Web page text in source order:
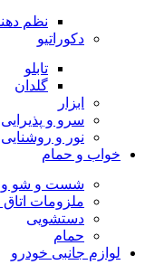
نظم
دکوراتیو
تابلو
گلدان
ابزار
سرو و پذیرایی
نور و روشنایی
خواب و حمام
شست و شو و
ملزومات
دستشویی
حمام
لوازم جانبی خودرو